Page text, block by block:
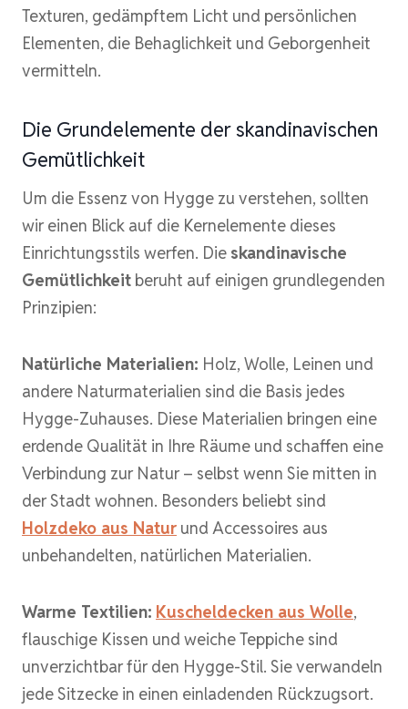
Texturen, gedämpftem Licht und persönlichen
Elementen, die Behaglichkeit und Geborgenheit
vermitteln.
Die Grundelemente der skandinavischen
Gemütlichkeit
Um die Essenz von Hygge zu verstehen, sollten
wir einen Blick auf die Kernelemente dieses
Einrichtungsstils werfen. Die skandinavische
Gemütlichkeit beruht auf einigen grundlegenden
Prinzipien:
Natürliche Materialien: Holz, Wolle, Leinen und
andere Naturmaterialien sind die Basis jedes
Hygge-Zuhauses. Diese Materialien bringen eine
erdende Qualität in Ihre Räume und schaffen eine
Verbindung zur Natur – selbst wenn Sie mitten in
der Stadt wohnen. Besonders beliebt sind
Holzdeko aus Natur und Accessoires aus
unbehandelten, natürlichen Materialien.
Warme Textilien: Kuscheldecken aus Wolle,
flauschige Kissen und weiche Teppiche sind
unverzichtbar für den Hygge-Stil. Sie verwandeln
jede Sitzecke in einen einladenden Rückzugsort.